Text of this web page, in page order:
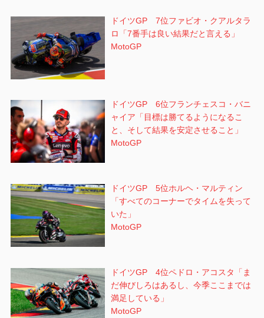
ドイツGP 7位ファビオ・クアルタラ
ロ「7番手は良い結果だと言える」
MotoGP
ドイツGP 6位フランチェスコ・バニ
ャイア「目標は勝てるようになるこ
と、そして結果を安定させること」
MotoGP
ドイツGP 5位ホルヘ・マルティン
「すべてのコーナーでタイムを失って
いた」
MotoGP
ドイツGP 4位ペドロ・アコスタ「ま
だ伸びしろはあるし、今季ここまでは
満足している」
MotoGP